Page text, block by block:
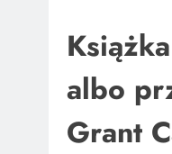
albo
Grant